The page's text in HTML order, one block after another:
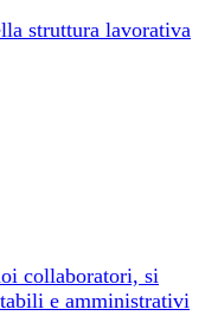
struttura lavorativa
collaboratori, si
e amministrativi